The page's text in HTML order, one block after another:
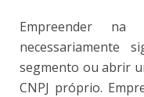
Empreender
necessariamente
segmento ou abrir
CNPJ próprio.